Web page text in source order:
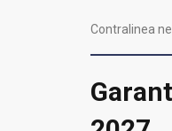
Contralinea